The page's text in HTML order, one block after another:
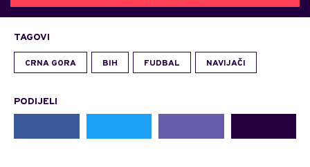
TAGOVI
CRNA GORA BIH FUDBAL NAVIJAČI
PODIJELI